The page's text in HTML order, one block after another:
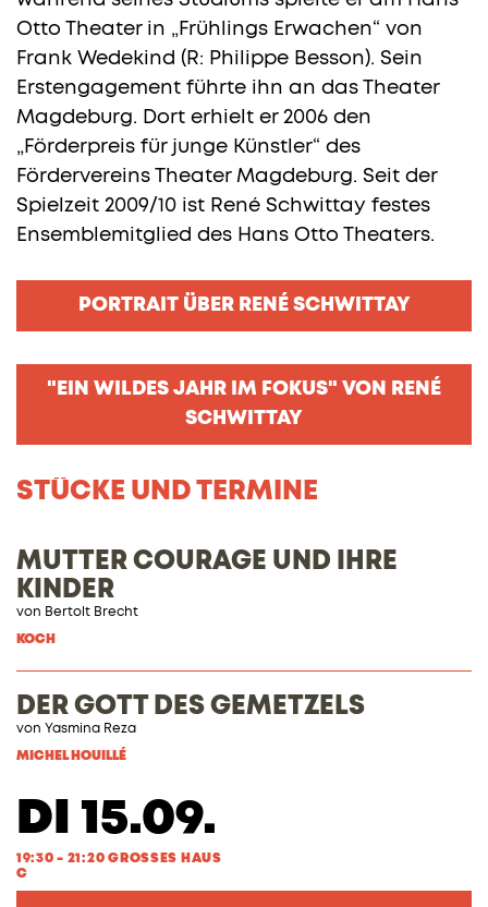
Otto Theater in „Frühlings Erwachen“ von
Frank Wedekind (R: Philippe Besson). Sein
Erstengagement führte ihn an das Theater
Magdeburg. Dort erhielt er 2006 den
„Förderpreis für junge Künstler“ des
Fördervereins Theater Magdeburg. Seit der
Spielzeit 2009/10 ist René Schwittay festes
Ensemblemitglied des Hans Otto Theaters.
PORTRAIT ÜBER RENÉ SCHWITTAY
"EIN WILDES JAHR IM FOKUS" VON RENÉ
SCHWITTAY
STÜCKE UND TERMINE
MUTTER COURAGE UND IHRE
KINDER
von Bertolt Brecht
KOCH
DER GOTT DES GEMETZELS
von Yasmina Reza
MICHEL HOUILLÉ
DI 15.09.
19:30 - 21:20 GROSSES HAUS
C